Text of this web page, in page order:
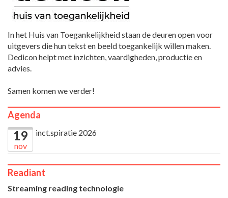
In het Huis van Toegankelijkheid staan de deuren open voor
uitgevers die hun tekst en beeld toegankelijk willen maken.
Dedicon helpt met inzichten, vaardigheden, productie en
advies.
Samen komen we verder!
Agenda
19
nov
inct.spiratie 2026
Readiant
Streaming reading technologie